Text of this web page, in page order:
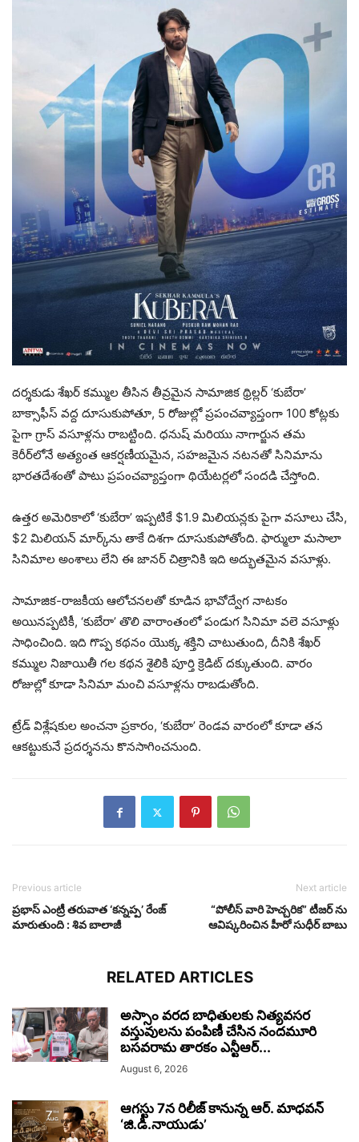
దర్శకుడు శేఖర్ కమ్ముల తీసిన తీవ్రమైన సామాజిక థ్రిల్లర్ ‘కుబేరా’
బాక్సాఫీస్ వద్ద దూసుకుపోతూ, 5 రోజుల్లో ప్రపంచవ్యాప్తంగా 100 కోట్లకు
పైగా గ్రాస్ వసూళ్లను రాబట్టింది. ధనుష్ మరియు నాగార్జున తమ
కెరీర్‌లోనే అత్యంత ఆకర్షణీయమైన, సహజమైన నటనతో సినిమాను
భారతదేశంతో పాటు ప్రపంచవ్యాప్తంగా థియేటర్లలో సందడి చేస్తోంది.
ఉత్తర అమెరికాలో ‘కుబేరా’ ఇప్పటికే $1.9 మిలియన్లకు పైగా వసూలు చేసి,
$2 మిలియన్ మార్క్‌ను తాకే దిశగా దూసుకుపోతోంది. ఫార్ములా మసాలా
సినిమాల అంశాలు లేని ఈ జానర్ చిత్రానికి ఇది అద్భుతమైన వసూళ్లు.
సామాజిక-రాజకీయ ఆలోచనలతో కూడిన భావోద్వేగ నాటకం
అయినప్పటికీ, ‘కుబేరా’ తొలి వారాంతంలో పండుగ సినిమా వలె వసూళ్లు
సాధించింది. ఇది గొప్ప కథనం యొక్క శక్తిని చాటుతుంది, దీనికి శేఖర్
కమ్ముల నిజాయితీ గల కథన శైలికి పూర్తి క్రెడిట్ దక్కుతుంది. వారం
రోజుల్లో కూడా సినిమా మంచి వసూళ్లను రాబడుతోంది.
ట్రేడ్ విశ్లేషకుల అంచనా ప్రకారం, ‘కుబేరా’ రెండవ వారంలో కూడా తన
ఆకట్టుకునే ప్రదర్శనను కొనసాగించనుంది.
Previous article
ప్రభాస్ ఎంట్రీ తరువాత ‘కన్నప్ప’ రేంజ్
మారుతుంది : శివ బాలాజీ
Next article
“పోలీస్ వారి హెచ్చరిక” టీజర్ ను
ఆవిష్కరించిన హీరో సుధీర్ బాబు
RELATED ARTICLES
అస్సాం వరద బాధితులకు నిత్యవసర
వస్తువులను పంపిణీ చేసిన నందమూరి
బసవరామ తారకం ఎన్టీఆర్...
August 6, 2026
ఆగస్టు 7న రిలీజ్ కానున్న ఆర్‌. మాధవన్‌
‘జి.డి.నాయుడు’